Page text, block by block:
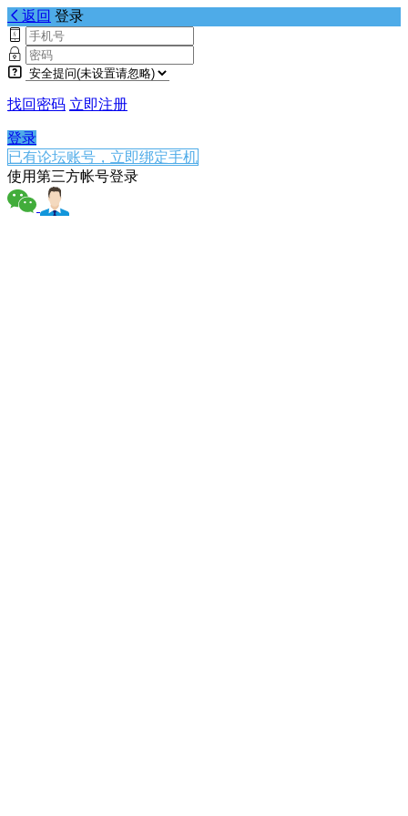
返回 登录
找回密码 立即注册
登录
已有论坛账号，立即绑定手机
使用第三方帐号登录